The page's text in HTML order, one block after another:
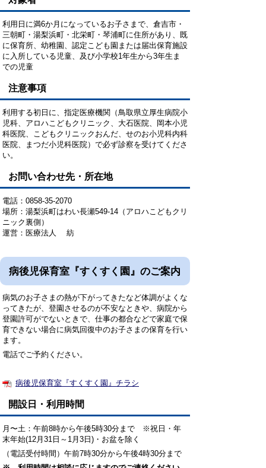
利用日に満6か月になっているお子さまで、倉吉市・
三朝町・湯梨浜町・北栄町・琴浦町に住所があり、既
に保育所、幼稚園、認定こども園または届出保育施設
に入所している児童、及び小学校1年生から3年生ま
での児童
注意事項
利用する初日に、指定医療機関（鳥取県立厚生病院小
児科、アロハこどもクリニック、大石医院、岡本小児
科医院、こどもクリニックおんだ、せのお小児科内科
医院、まつだ小児科医院）で必ず診察を受けてくださ
い。
お問い合わせ先・所在地
電話：0858-35-2070
場所：湯梨浜町はわい長瀬549-14（アロハこどもクリ
ニック裏側）
運営：医療法人 紡
病後児保育室『すくすく園』のご案内
病気のお子さまの熱が下がってきたなど体調がよくな
ってきたが、登園させるのが不安なときや、病院から
登園許可がでないときで、仕事の都合などで家庭で保
育できない場合に病気回復中のお子さまの保育を行い
ます。
電話でご予約ください。
病後児保育室『すくすく園』チラシ
開設日・利用時間
月〜土：午前8時から午後5時30分まで ※祝日・年
末年始(12月31日～1月3日)・お盆を除く
（電話受付時間）午前7時30分から午後4時30分まで